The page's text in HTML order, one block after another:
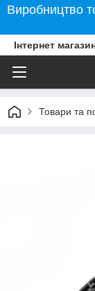
Виробництво
Інтернет
Товари та